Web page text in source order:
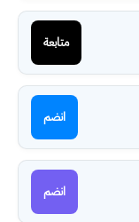
متابعة
انضم
انضم